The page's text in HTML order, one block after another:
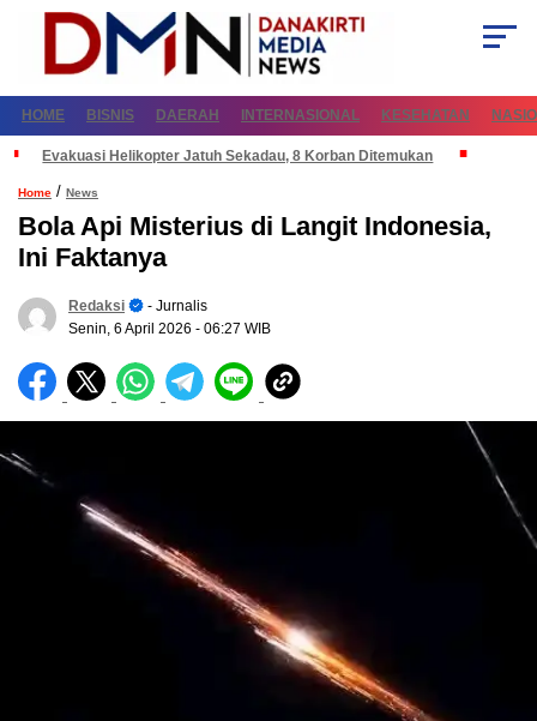
HOME BISNIS DAERAH INTERNASIONAL KESEHATAN
Evakuasi Helikopter Jatuh Sekadau, 8 Korban Ditemukan
Home / News
Bola Api Misterius di Langit Indonesia,
Ini Faktanya
Redaksi
- Jurnalis
Senin, 6 April 2026 - 06:27 WIB